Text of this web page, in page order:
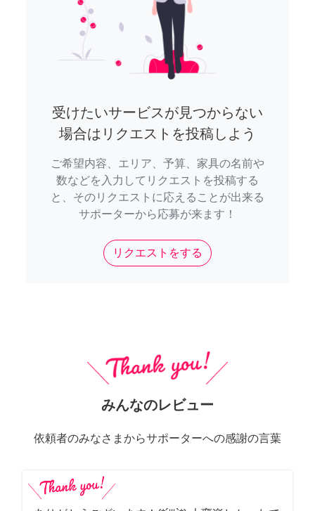
受けたいサービスが見つからない
場合はリクエストを投稿しよう
ご希望内容、エリア、予算、家具の名前や
数などを入力してリクエストを投稿する
と、そのリクエストに応えることが出来る
サポーターから応募が来ます！
リクエストをする
みんなのレビュー
依頼者のみなさまからサポーターへの感謝の言葉